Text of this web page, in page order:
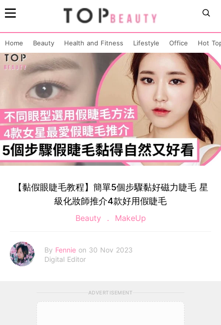
Home Beauty Health and Fitness Lifestyle Office Hot
【黏假眼睫毛教程】簡單5個步驟黏好磁力睫毛 星
級化妝師推介4款好用假睫毛
Beauty MakeUp
By Fennie on 30 Nov 2023
Digital Editor
ADVERTISEMENT